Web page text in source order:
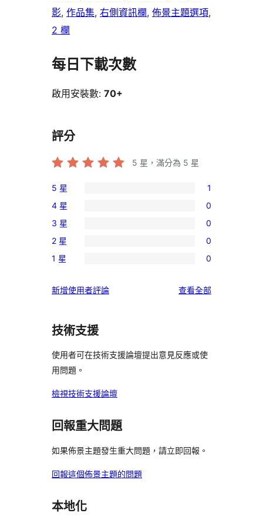
影, 作品集, 右側資訊欄, 佈景主題選項
2 欄
每日下載次數
啟用安裝數: 70+
評分
5 星，滿分為 5 星
1
個
5
星
使
者
5 星 1
0
個
4
星
用
論
4 星 0
0
個
3
使
評
論
3 星 0
0
個
星
用
者
評
論
2 星 0
0
1
使
者
評
1 星 0
新增使用者評論 查看全部使
技術支援
使用者可在技術支援論壇提出意見反應或使
用問題。
檢視技術支援論壇
回報重大問題
如果佈景主題發生重大問題，請立即回報。
回報這個佈景主題的問題
本地化